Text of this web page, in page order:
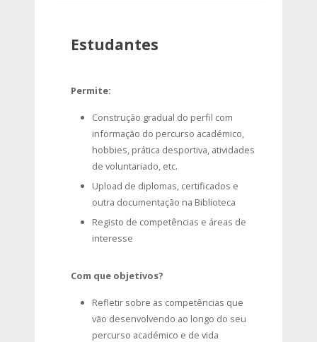
Estudantes
Permite:
Construção gradual do perfil com
informação do percurso académico,
hobbies, prática desportiva, atividades
de voluntariado, etc.
Upload de diplomas, certificados e
outra documentação na Biblioteca
Registo de competências e áreas de
interesse
Com que objetivos?
Refletir sobre as competências que
vão desenvolvendo ao longo do seu
percurso académico e de vida